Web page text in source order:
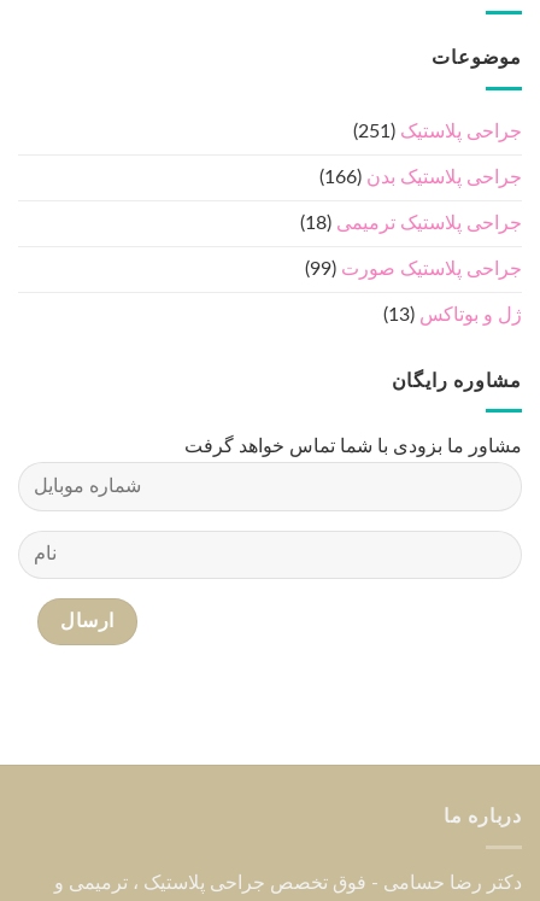
موضوعات
جراحی پلاستیک (251)
جراحی پلاستیک بدن (166)
جراحی پلاستیک ترمیمی (18)
جراحی پلاستیک صورت (99)
ژل و بوتاکس (13)
مشاوره رایگان
مشاور ما بزودی با شما تماس خواهد گرفت
درباره ما
دکتر رضا حسامی - فوق تخصص جراحی پلاستیک ، ترمیمی و